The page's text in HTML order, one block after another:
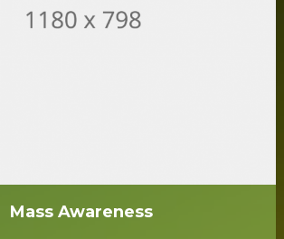
Mass Awareness